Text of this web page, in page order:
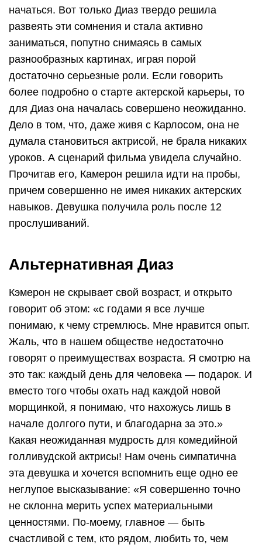
начаться. Вот только Диаз твердо решила
развеять эти сомнения и стала активно
заниматься, попутно снимаясь в самых
разнообразных картинах, играя порой
достаточно серьезные роли. Если говорить
более подробно о старте актерской карьеры, то
для Диаз она началась совершено неожиданно.
Дело в том, что, даже живя с Карлосом, она не
думала становиться актрисой, не брала никаких
уроков. А сценарий фильма увидела случайно.
Прочитав его, Камерон решила идти на пробы,
причем совершенно не имея никаких актерских
навыков. Девушка получила роль после 12
прослушиваний.
Альтернативная Диаз
Кэмерон не скрывает свой возраст, и открыто
говорит об этом: «с годами я все лучше
понимаю, к чему стремлюсь. Мне нравится опыт.
Жаль, что в нашем обществе недостаточно
говорят о преимуществах возраста. Я смотрю на
это так: каждый день для человека — подарок. И
вместо того чтобы охать над каждой новой
морщинкой, я понимаю, что нахожусь лишь в
начале долгого пути, и благодарна за это.»
Какая неожиданная мудрость для комедийной
голливудской актрисы! Нам очень симпатична
эта девушка и хочется вспомнить еще одно ее
неглупое высказывание: «Я совершенно точно
не склонна мерить успех материальными
ценностями. По-моему, главное — быть
счастливой с тем, кто рядом, любить то, чем